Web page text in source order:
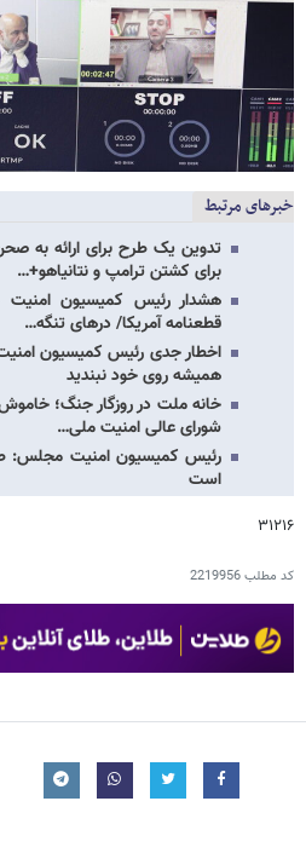
خبرهای مرتبط
برای کشتن ترامپ و نتانیاهو+…
هشدار رئیس کمیسیون امنیت
قطعنامه آمریکا/ درهای تنگه…
اخطار جدی رئیس کمیسیون
همیشه روی خود نبندید
خانه ملت در روزگار جنگ؛
شورای عالی امنیت ملی…
رئیس کمیسیون امنیت مجلس:
است
۳۱۲۱۶
کد مطلب2219956